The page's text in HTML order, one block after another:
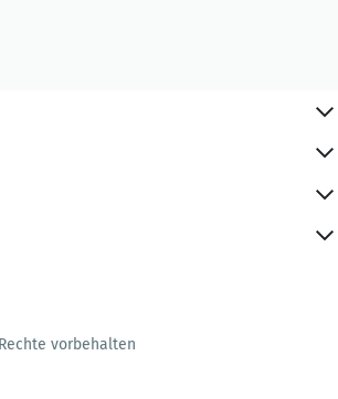
vorbehalten